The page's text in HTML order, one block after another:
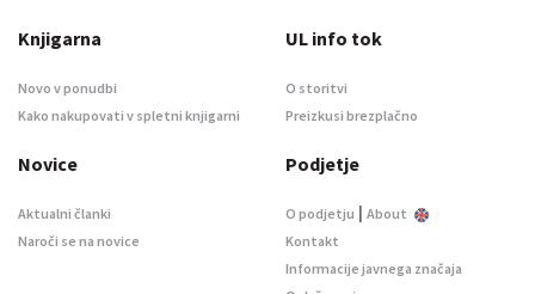
Knjigarna
Novo v ponudbi
Kako nakupovati v spletni knjigarni
UL info tok
O storitvi
Preizkusi brezplačno
Novice
Aktualni članki
Naroči se na novice
Podjetje
O podjetju | About
Kontakt
Informacije javnega značaja